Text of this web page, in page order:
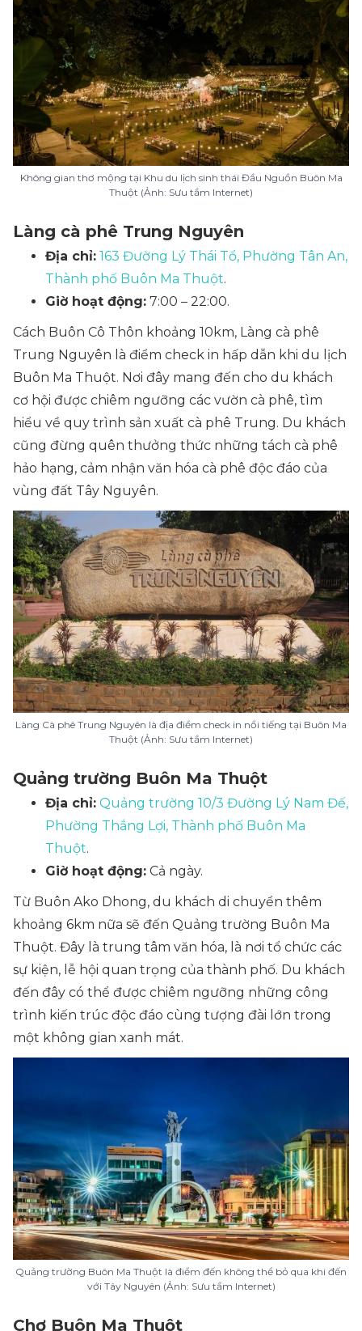
Không gian thơ mộng tại Khu du lịch sinh thái Đầu Nguồn Buôn Ma
Thuột (Ảnh: Sưu tầm Internet)
Làng cà phê Trung Nguyên
Địa chỉ: 163 Đường Lý Thái Tổ, Phường Tân An,
Thành phố Buôn Ma Thuột.
Giờ hoạt động: 7:00 – 22:00.
Cách Buôn Cô Thôn khoảng 10km, Làng cà phê
Trung Nguyên là điểm check in hấp dẫn khi du lịch
Buôn Ma Thuột. Nơi đây mang đến cho du khách
cơ hội được chiêm ngưỡng các vườn cà phê, tìm
hiểu về quy trình sản xuất cà phê Trung. Du khách
cũng đừng quên thưởng thức những tách cà phê
hảo hạng, cảm nhận văn hóa cà phê độc đáo của
vùng đất Tây Nguyên.
Làng Cà phê Trung Nguyên là địa điểm check in nổi tiếng tại Buôn Ma
Thuột (Ảnh: Sưu tầm Internet)
Quảng trường Buôn Ma Thuột
Địa chỉ: Quảng trường 10/3 Đường Lý Nam Đế,
Phường Thắng Lợi, Thành phố Buôn Ma
Thuột.
Giờ hoạt động: Cả ngày.
Từ Buôn Ako Dhong, du khách di chuyển thêm
khoảng 6km nữa sẽ đến Quảng trường Buôn Ma
Thuột. Đây là trung tâm văn hóa, là nơi tổ chức các
sự kiện, lễ hội quan trọng của thành phố. Du khách
đến đây có thể được chiêm ngưỡng những công
trình kiến trúc độc đáo cùng tượng đài lớn trong
một không gian xanh mát.
Quảng trường Buôn Ma Thuột là điểm đến không thể bỏ qua khi đến
với Tây Nguyên (Ảnh: Sưu tầm Internet)
Chợ Buôn Ma Thuột